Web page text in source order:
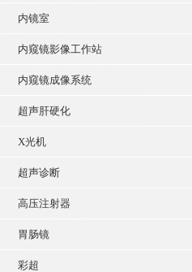
内镜室
内窥镜影像工作站
内窥镜成像系统
超声肝硬化
X光机
超声诊断
高压注射器
胃肠镜
彩超